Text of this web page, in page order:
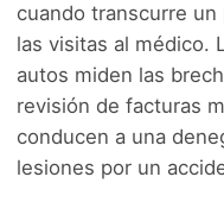
cuando transcurre
las visitas al médico.
autos miden las
revisión de facturas
conducen a una
lesiones por un